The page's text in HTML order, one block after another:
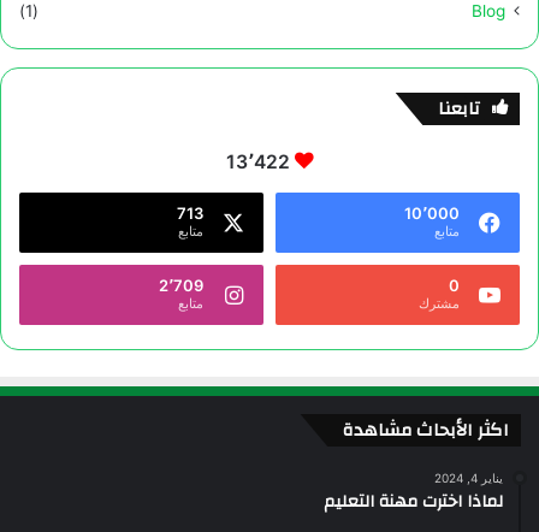
Blog
(1)
تابعنا
13٬422
10٬000
متابع
713
متابع
0
مشترك
2٬709
متابع
اكثر الأبحاث مشاهدة
يناير 4, 2024
لماذا اخترت مهنة التعليم